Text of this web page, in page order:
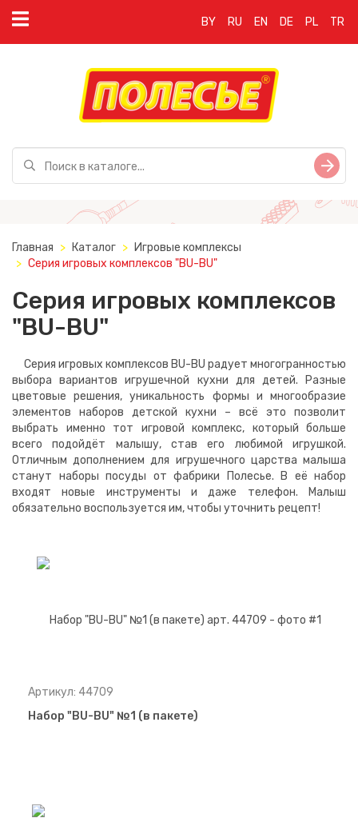
BY RU EN DE PL TR
Главная Каталог
Игровые комплексы
Серия игровых комплексов "BU-BU"
Серия игровых комплексов
"BU-BU"
Серия игровых комплексов BU-BU радует многогранностью
выбора вариантов игрушечной кухни для детей. Разные
цветовые решения, уникальность формы и многообразие
элементов наборов детской кухни – всё это позволит
выбрать именно тот игровой комплекс, который больше
всего подойдёт малышу, став его любимой игрушкой.
Отличным дополнением для игрушечного царства малыша
станут наборы посуды от фабрики Полесье. В её набор
входят новые инструменты и даже телефон. Малыш
обязательно воспользуется им, чтобы уточнить рецепт!
Артикул: 44709
Набор "BU-BU" №1 (в пакете)